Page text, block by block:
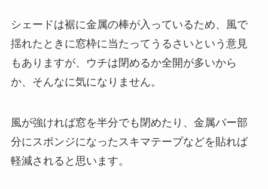
シェードは裾に金属の棒が入っているため、風で
揺れたときに窓枠に当たってうるさいという意見
もありますが、ウチは閉めるか全開が多いから
か、そんなに気になりません。
風が強ければ窓を半分でも閉めたり、金属バー部
分にスポンジになったスキマテープなどを貼れば
軽減されると思います。